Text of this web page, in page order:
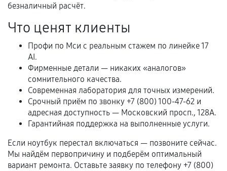
Самостоятельный ремонт или вмешательство
предусмотрено отдельно.
Обращение после окончания гарантийного
срока.
Программные сбои, если это не указано в
отдельных условиях.
Если комплектующие куплены
самостоятельно
безналичный расчёт.
Что ценят клиенты
Профи по Мси с реальным стажем по линейке 17
AI.
Фирменные детали — никаких «аналогов»
сомнительного качества.
Современная лаборатория для точных измерений.
Срочный приём по звонку +7 (800) 100-47-62 и
адресная доступность — Московский просп., 128А.
Гарантийная поддержка на выполненные услуги.
Если ноутбук перестал включаться — позвоните сейчас.
Мы найдём первопричину и подберём оптимальный
вариант ремонта. Оставьте заявку по телефону +7 (800)